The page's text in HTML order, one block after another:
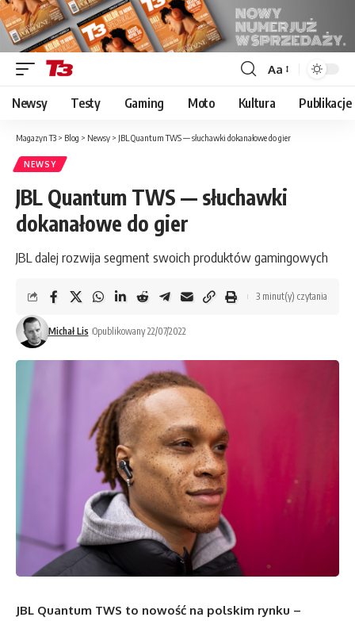
Font
Resizer
Aa
Newsy Testy Gaming Moto Kultura Publikacje
Magazyn T3 > Blog > Newsy > JBL Quantum TWS — słuchawki dokanałowe do gier
NEWSY
JBL Quantum TWS — słuchawki
dokanałowe do gier
JBL dalej rozwija segment swoich produktów gamingowych
Michał Lis Opublikowany 22/07/2022
3 minut(y) czytania
JBL Quantum TWS to nowość na polskim rynku –